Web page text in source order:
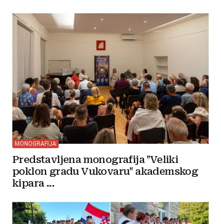
MONOGRAFIJA
Predstavljena monografija "Veliki
poklon gradu Vukovaru" akademskog
kipara ...